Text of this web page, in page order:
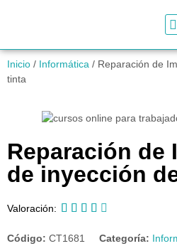
Inicio / Informática / Reparación de
tinta
Reparación de
de inyección
Valoración:     
Código: CT1681 Categoría: